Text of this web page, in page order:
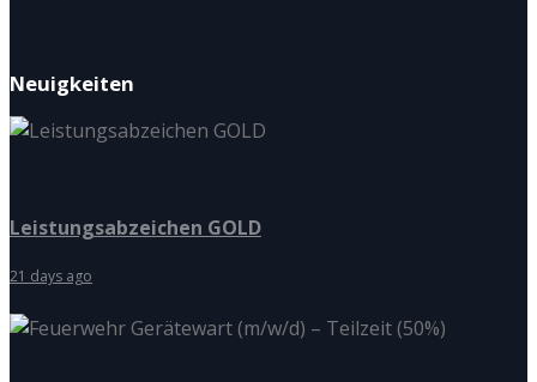
Neuigkeiten
Leistungsabzeichen GOLD
21 days ago